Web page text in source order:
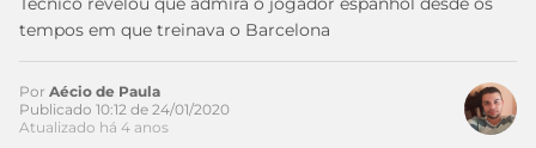
DE
APOSTAS
2026
TIMES
MEU
TIME
CAMPEONATOS
tempos em que treinava o Barcelona
Por Aécio de Paula
Publicado 10:12 de 24/01/2020
Atualizado há 4 anos